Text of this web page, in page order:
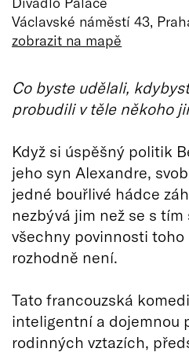
Václavské náměstí 43,
zobrazit na mapě
Co byste udělali,
probudili v těle někoho
Když si úspěšný politik
jeho syn Alexandre,
jedné bouřlivé hádce
nezbývá jim než se s
všechny povinnosti
rozhodně není.
Tato francouzská
inteligentní a dojemnou
rodinných vztazích,